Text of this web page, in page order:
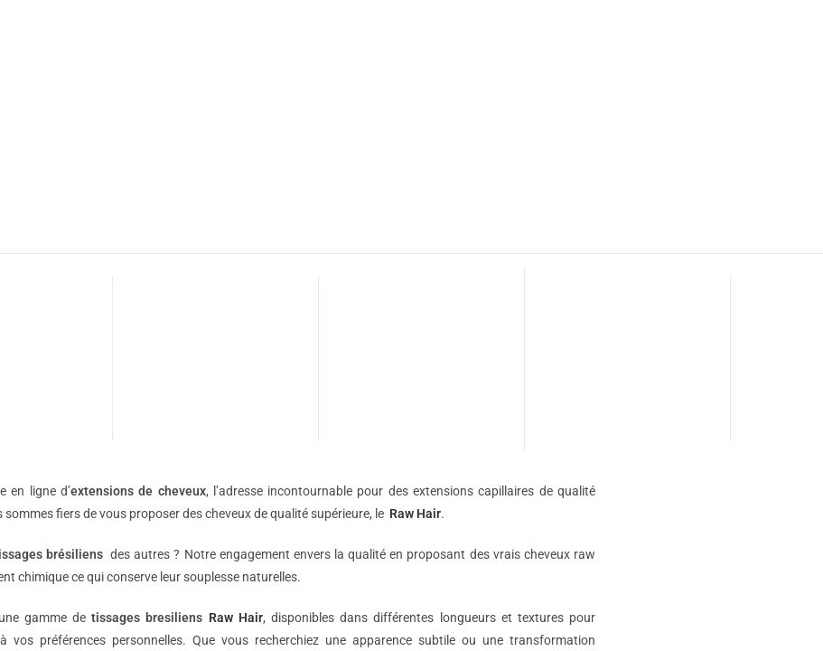
en ligne d’extensions de cheveux, l’adresse incontournable pour des extensions capillaires de qualité
fiers de vous proposer des cheveux de qualité supérieure, le Raw Hair.
brésiliensdes autres ? Notre engagement envers la qualité en proposant des vrais cheveux raw
chimique ce qui conserve leur souplesse naturelles.
gamme detissages bresiliens Raw Hair, disponibles dans différentes longueurs et textures pour
vos préférences personnelles. Que vous recherchiez une apparence subtile ou une transformation